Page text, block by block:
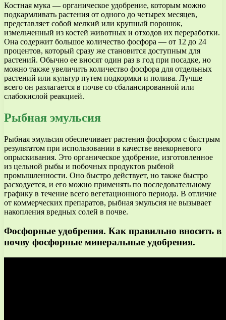
Костная мука — органическое удобрение, которым можно
подкармливать растения от одного до четырех месяцев,
представляет собой мелкий или крупный порошок,
измельченный из костей животных и отходов их переработки.
Она содержит большое количество фосфора — от 12 до 24
процентов, который сразу же становится доступным для
растений. Обычно ее вносят один раз в год при посадке, но
можно также увеличить количество фосфора для отдельных
растений или культур путем подкормки и полива. Лучше
всего он разлагается в почве со сбалансированной или
слабокислой реакцией.
Рыбная эмульсия
Рыбная эмульсия обеспечивает растения фосфором с быстрым
результатом при использовании в качестве внекорневого
опрыскивания. Это органическое удобрение, изготовленное
из цельной рыбы и побочных продуктов рыбной
промышленности. Оно быстро действует, но также быстро
расходуется, и его можно применять по последовательному
графику в течение всего вегетационного периода. В отличие
от коммерческих препаратов, рыбная эмульсия не вызывает
накопления вредных солей в почве.
Фосфорные удобрения. Как правильно вносить в
почву фосфорные минеральные удобрения.